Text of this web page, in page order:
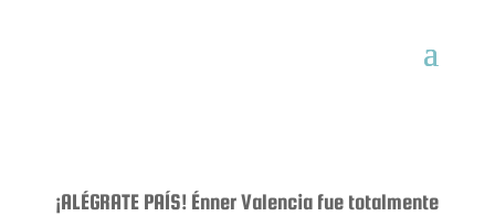
¡ALÉGRATE PAÍS! Énner Valencia fue totalmente